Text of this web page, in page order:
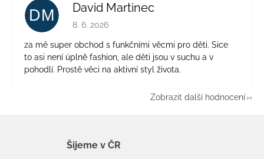
DM David Martinec
Hodnocení obchodu je 5 z 5 hvězdiček.
8. 6. 2026
za mě super obchod s funkčními věcmi pro děti. Sice
to asi není úplně fashion, ale děti jsou v suchu a v
pohodlí. Prostě věci na aktivní styl života.
Zobrazit další hodnocení
Šijeme v ČR